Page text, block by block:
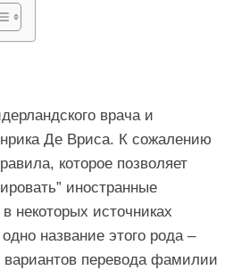
врача и
Де Вриса. К сожалению
которое позволяет
иностранные
некоторых источниках
название этого рода –
перевода фамилии